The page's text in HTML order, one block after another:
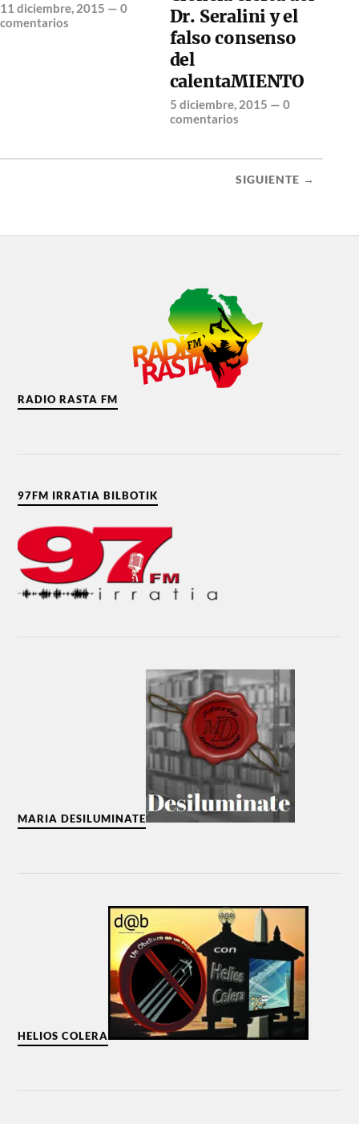
11 diciembre, 2015 — 0
comentarios
Dr. Seralini y el
falso consenso
del
calentaMIENTO
5 diciembre, 2015 — 0
comentarios
SIGUIENTE →
RADIO RASTA FM
97FM IRRATIA BILBOTIK
MARIA DESILUMINATE
HELIOS COLERA